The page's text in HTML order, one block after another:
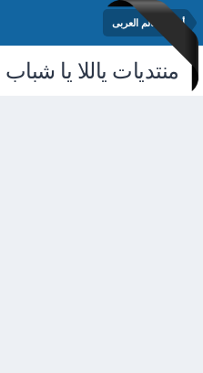
أخبار العالم العربى
منتديات ياللا يا شباب